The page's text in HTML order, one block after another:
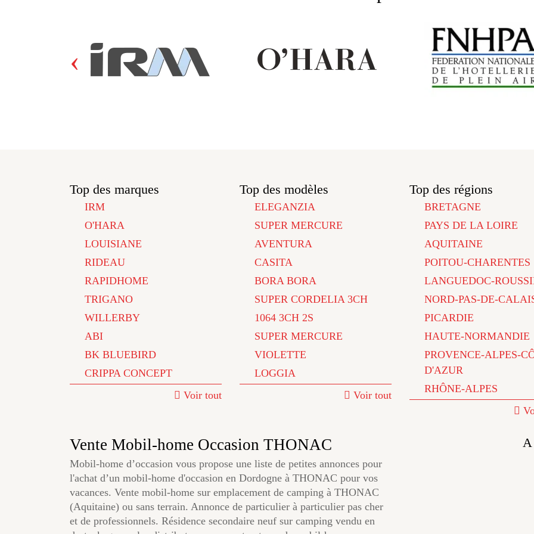
‹
Top des marques
IRM
O'HARA
LOUISIANE
RIDEAU
RAPIDHOME
TRIGANO
WILLERBY
ABI
BK BLUEBIRD
CRIPPA CONCEPT
Voir tout
Top des modèles
ELEGANZIA
SUPER MERCURE
AVENTURA
CASITA
BORA BORA
SUPER CORDELIA 3CH
1064 3CH 2S
SUPER MERCURE
VIOLETTE
LOGGIA
Voir tout
Top des régions
BRETAGNE
PAYS DE LA LOIRE
AQUITAINE
POITOU-CHARENTES
LANGUEDOC-
NORD-PAS-DE-
PICARDIE
HAUTE-NORMANDIE
PROVENCE-ALPES-
D'AZUR
RHÔNE-ALPES
Vente Mobil-home Occasion THONAC
Mobil-home d’occasion vous propose une liste de petites annonces pour
l'achat d’un mobil-home d'occasion en Dordogne à THONAC pour vos
vacances. Vente mobil-home sur emplacement de camping à THONAC
(Aquitaine) ou sans terrain. Annonce de particulier à particulier pas cher
et de professionnels. Résidence secondaire neuf sur camping vendu en